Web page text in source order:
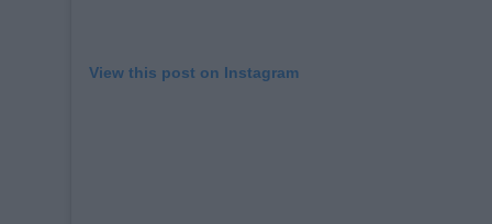
View this post on Instagram